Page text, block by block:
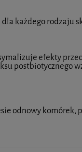
każdego rodzaju
efekty
postbiotycznego
odnowy